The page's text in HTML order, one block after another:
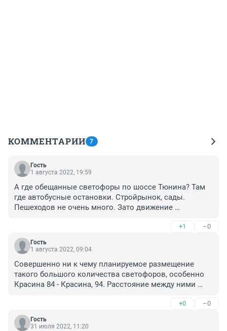
КОММЕНТАРИИ 7
Гость
1 августа 2022, 19:59
А где обещанные светофоры по шоссе Тюнина? Там
где автобусные остановки. Стройрынок, сады.
Пешеходов не очень много. Зато движение
+1 –0
Гость
1 августа 2022, 09:04
Совершенно ни к чему планируемое размещение
такого большого количества светофоров, особенно
Красина 84 - Красина, 94. Расстояние между ними
городу теперь гораздо сложнее станет ездить. Все
будут опаздывать и не успевать делать насущные
дела. Это тоже перебор. Так нельзя делать.
+0 –0
Гость
31 июля 2022, 11:20